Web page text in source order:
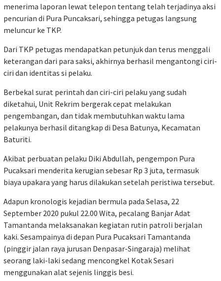
menerima laporan lewat telepon tentang telah terjadinya aksi
pencurian di Pura Puncaksari, sehingga petugas langsung
meluncur ke TKP.
Dari TKP petugas mendapatkan petunjuk dan terus menggali
keterangan dari para saksi, akhirnya berhasil mengantongi ciri-
ciri dan identitas si pelaku.
Berbekal surat perintah dan ciri-ciri pelaku yang sudah
diketahui, Unit Rekrim bergerak cepat melakukan
pengembangan, dan tidak membutuhkan waktu lama
pelakunya berhasil ditangkap di Desa Batunya, Kecamatan
Baturiti.
Akibat perbuatan pelaku Diki Abdullah, pengempon Pura
Pucaksari menderita kerugian sebesar Rp 3 juta, termasuk
biaya upakara yang harus dilakukan setelah peristiwa tersebut.
Adapun kronologis kejadian bermula pada Selasa, 22
September 2020 pukul 22.00 Wita, pecalang Banjar Adat
Tamantanda melaksanakan kegiatan rutin patroli berjalan
kaki. Sesampainya di depan Pura Pucaksari Tamantanda
(pinggir jalan raya jurusan Denpasar-Singaraja) melihat
seorang laki-laki sedang mencongkel Kotak Sesari
menggunakan alat sejenis linggis besi.